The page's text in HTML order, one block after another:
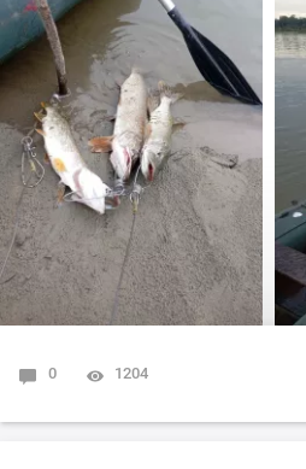
корягам. Уже много
долбил до вечера выхода не
произошло не которое
т.е собирайся домой, а сам от
между бревен я опустил блесну
толи рыба, да оказалось
14-15 это точно. Так вот она
подскак, сильно ударила и в
получилось что в посадке
как всегда вам нхнч!!!
0 1204